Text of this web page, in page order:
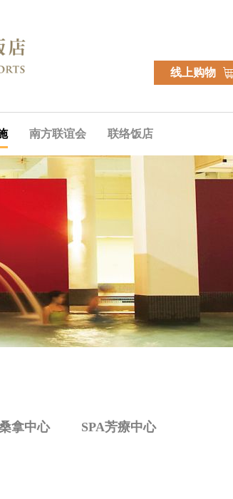
线上购物
南方联谊会 联络饭店
拿中心 SPA芳療中心